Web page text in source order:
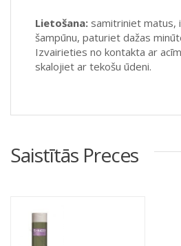
Lietošana: samitriniet matus,
šampūnu, paturiet dažas
Izvairieties no kontakta ar
skalojiet ar tekošu ūdeni.
Saistītās Preces